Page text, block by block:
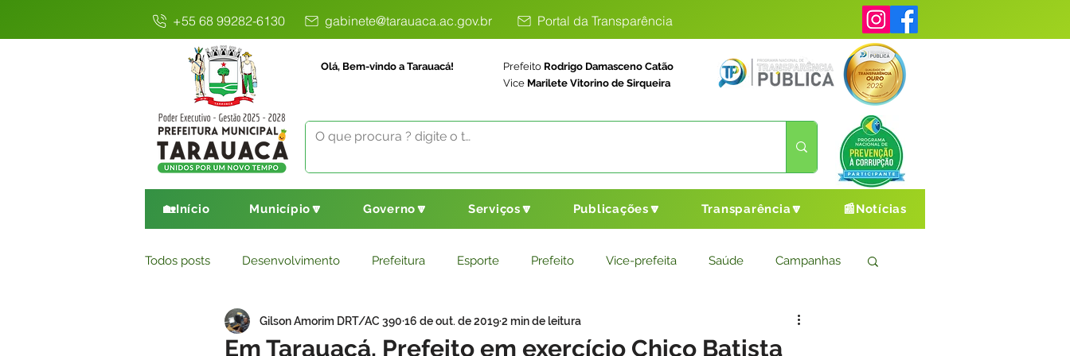
+55 68 99282-6130 gabinete@tarauaca.ac.gov.br Portal da Transparência
Olá, Bem-vindo a Tarauacá! Prefeito Rodrigo Damasceno Catão
Vice Marilete Vitorino de Sirqueira
🏡Início Município🔽 Governo🔽 Serviços🔽 Publicações🔽 Transparência🔽 📰Notícias
Todos posts Desenvolvimento Prefeitura Esporte Prefeito Vice-prefeita Saúde Campanhas
Comunicado Educação Saneamento Básico Agricultura Cultura e Esporte
Em Tarauacá, Prefeito em exercício Chico Batista
Gilson Amorim DRT/AC 390 16 de out. de 20192 min de leitura